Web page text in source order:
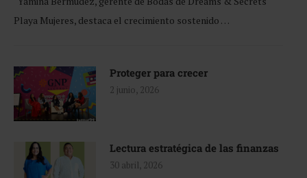
Playa Mujeres, destaca el crecimiento sostenido …
Proteger para crecer
2 junio, 2026
Lectura estratégica de las finanzas
30 abril, 2026